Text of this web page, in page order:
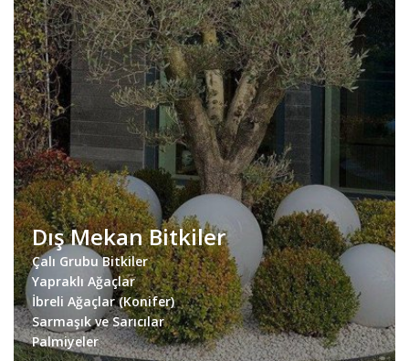
Dış Mekan Bitkiler
Çalı Grubu Bitkiler
Yapraklı Ağaçlar
İbreli Ağaçlar (Konifer)
Sarmaşık ve Sarıcılar
Palmiyeler